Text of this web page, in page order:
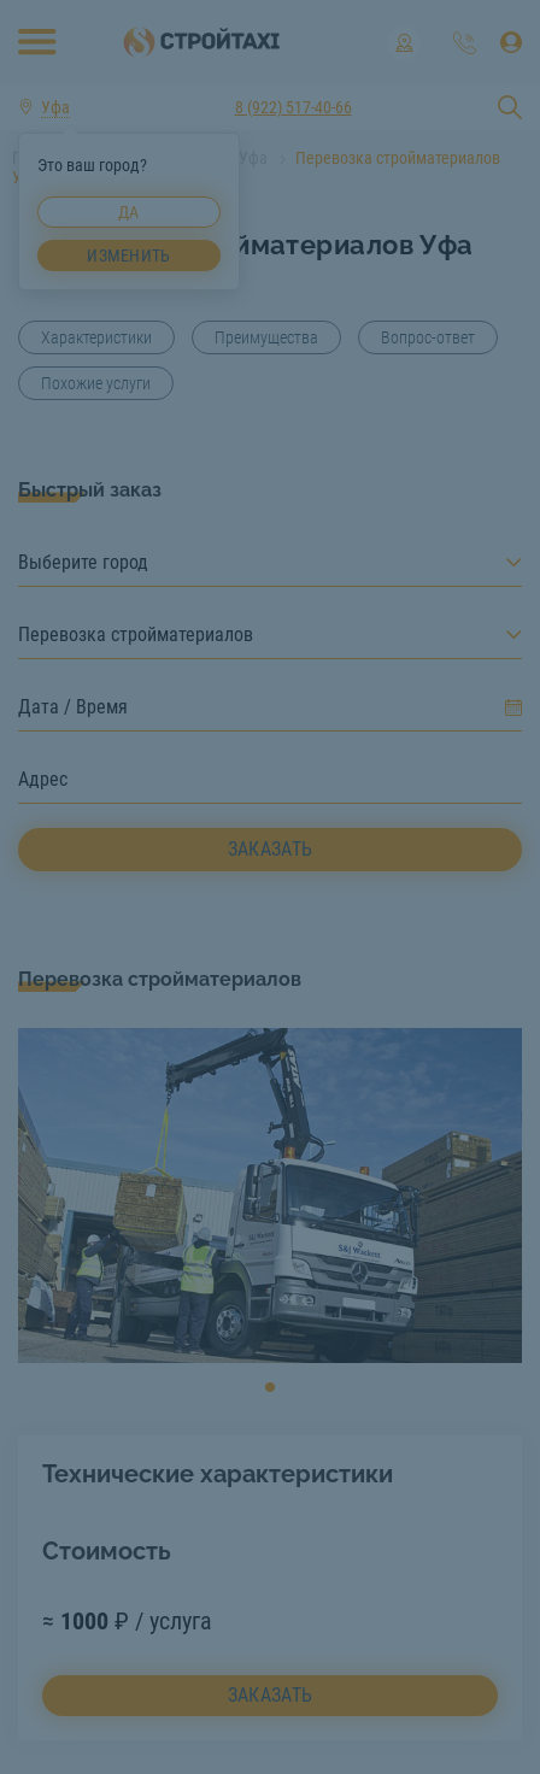
Уфа
Это ваш город?
ДА
ИЗМЕНИТЬ
8 (922) 517-40-66
Главная Услуги спецтехники Уфа
Перевозка стройматериалов
Уфа
Перевозка стройматериалов Уфа
Характеристики Преимущества Вопрос-ответ
Похожие услуги
Быстрый заказ
Выберите город
Перевозка стройматериалов
ЗАКАЗАТЬ
Перевозка стройматериалов
Технические характеристики
Стоимость
≈ 1000 ₽ / услуга
ЗАКАЗАТЬ